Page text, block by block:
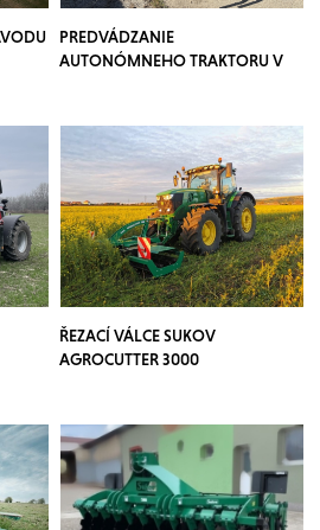
PREDVÁDZANIE
AUTONÓMNEHO TRAKTORU V
ŘEZACÍ VÁLCE SUKOV
AGROCUTTER 3000